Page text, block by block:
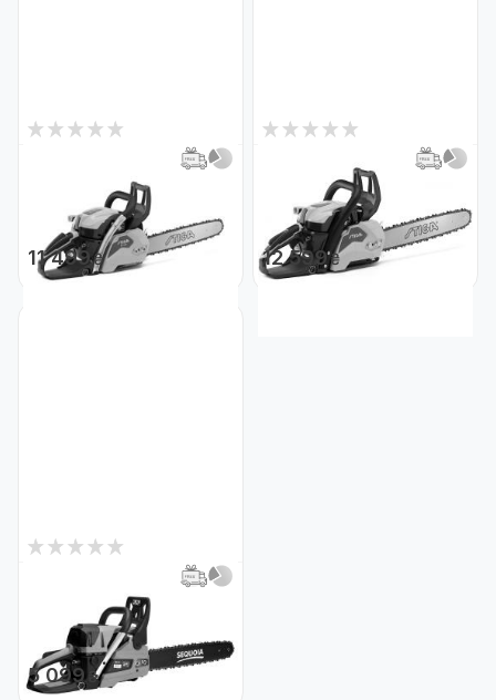
Пила цепная бензиновая
STIGA SP466-38
Код: 29188
11 499₴
Пила цепная бензиновая
STIGA CS545
Код: 29187
12 599₴
Пила цепная бензиновая
SEQUOIA SPC2418
Код: 28870
5 099 ₴